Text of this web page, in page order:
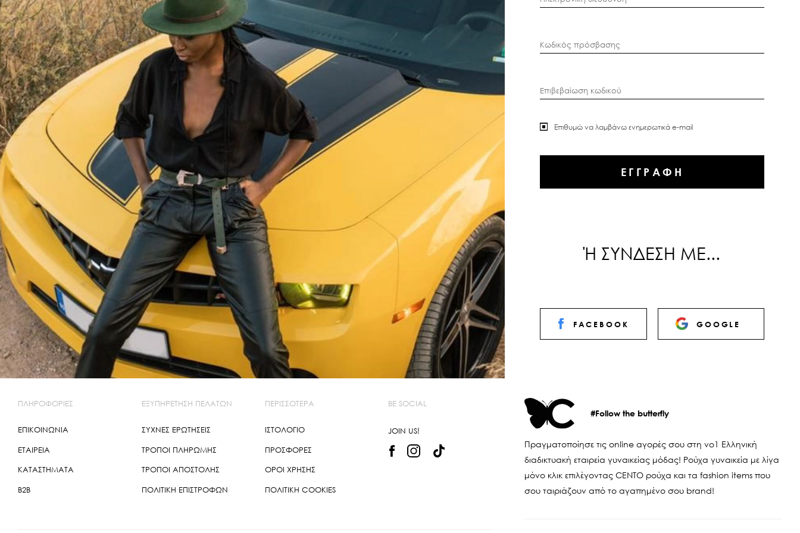
ΜΑΝΤΗΛΙΑ ΕΜΠΡΙΜΕ
ΠΑΣΜΙΝΑ
ΚΑΣΚΩΛ
ΟΛΑ ΤΑ ΦΟΥΛΑΡΙΑ
ΠΕΔΙΛΑ ΜΕ ΤΑΚΟΥΝΙ
ΟΛΑ ΤΑ ΠΑΠΟΥΤΣΙΑ
ΟΛΑ ΤΑ ΑΞΕΣΟΥΑΡ
SALE ΖΩΝΕΣ
Κωδικός πρόσβασης
Επιβεβαίωση κωδικού
Επιθυμώ να λαμβάνω ενημερωτικά e-mail
Ή ΣΥΝΔΕΣΗ ΜΕ...
FACEBOOK GOOGLE
ΠΛΗΡΟΦΟΡΙΕΣ
ΕΠΙΚΟΙΝΩΝΙΑ
ΕΤΑΙΡΕΙΑ
ΚΑΤΑΣΤΗΜΑΤΑ
B2B
ΕΞΥΠΗΡΕΤΗΣΗ ΠΕΛΑΤΩΝ
ΣΥΧΝΕΣ ΕΡΩΤΗΣΕΙΣ
ΤΡΌΠΟΙ ΠΛΗΡΩΜΉΣ
ΤΡΌΠΟΙ ΑΠΟΣΤΟΛΉΣ
ΠΟΛΙΤΙΚΉ ΕΠΙΣΤΡΟΦΏΝ
ΠΕΡΙΣΣΌΤΕΡΑ
ΙΣΤΟΛΌΓΙΟ
ΠΡΟΣΦΟΡΈΣ
ΌΡΟΙ ΧΡΉΣΗΣ
ΠΟΛΙΤΙΚΉ COOKIES
BE SOCIAL
JOIN US!
#Follow the butterfly
Πραγματοποίησε τις online αγορές σου στη νο1 Ελληνική
διαδικτυακή εταιρεία γυναικείας μόδας! Ρούχα γυναικεία με λίγα
μόνο κλικ επιλέγοντας CENTO ρούχα και τα fashion items που
σου ταιριάζουν από το αγαπημένο σου brand!